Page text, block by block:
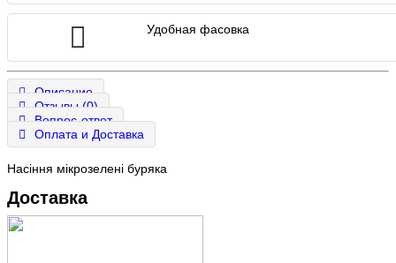
Удобная фасовка
Описание
Отзывы (0)
Вопрос-ответ
Оплата и Доставка
Насіння мікрозелені буряка
Доставка